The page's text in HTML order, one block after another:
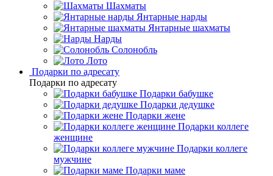
Шахматы
Янтарные нарды
Янтарные шахматы
Нарды
Солонобль
Лото
Подарки по адресату
Подарки по адресату
Подарки бабушке
Подарки дедушке
Подарки жене
Подарки коллеге
женщине
Подарки коллеге
мужчине
Подарки маме